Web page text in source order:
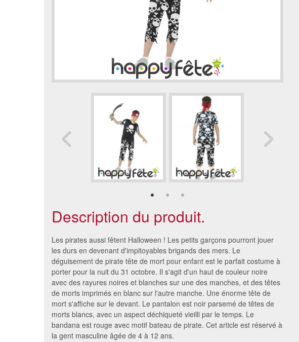
Description du produit.
Les pirates aussi fêtent Halloween ! Les petits garçons pourront jouer
les durs en devenant d'impitoyables brigands des mers. Le
déguisement de pirate tête de mort pour enfant est le parfait costume à
porter pour la nuit du 31 octobre. Il s'agit d'un haut de couleur noire
avec des rayures noires et blanches sur une des manches, et des têtes
de morts imprimés en blanc sur l'autre manche. Une énorme tête de
mort s'affiche sur le devant. Le pantalon est noir parsemé de têtes de
morts blancs, avec un aspect déchiqueté vieilli par le temps. Le
bandana est rouge avec motif bateau de pirate. Cet article est réservé à
la gent masculine âgée de 4 à 12 ans.